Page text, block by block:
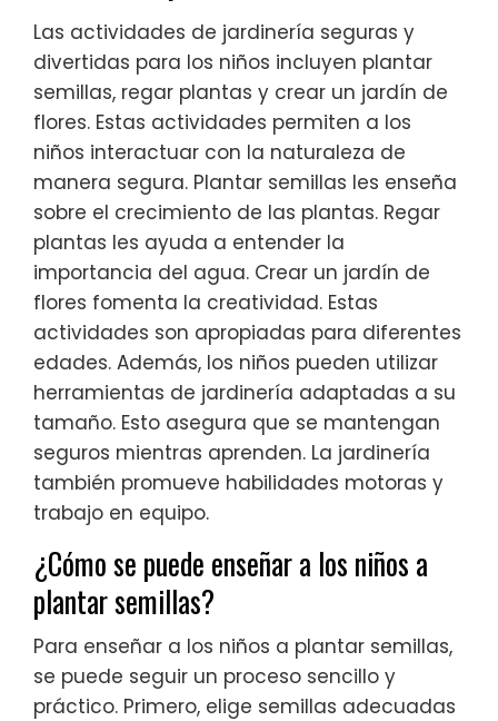
Las actividades de jardinería seguras y
divertidas para los niños incluyen plantar
semillas, regar plantas y crear un jardín de
flores. Estas actividades permiten a los
niños interactuar con la naturaleza de
manera segura. Plantar semillas les enseña
sobre el crecimiento de las plantas. Regar
plantas les ayuda a entender la
importancia del agua. Crear un jardín de
flores fomenta la creatividad. Estas
actividades son apropiadas para diferentes
edades. Además, los niños pueden utilizar
herramientas de jardinería adaptadas a su
tamaño. Esto asegura que se mantengan
seguros mientras aprenden. La jardinería
también promueve habilidades motoras y
trabajo en equipo.
¿Cómo se puede enseñar a los niños a
plantar semillas?
Para enseñar a los niños a plantar semillas,
se puede seguir un proceso sencillo y
práctico. Primero, elige semillas adecuadas